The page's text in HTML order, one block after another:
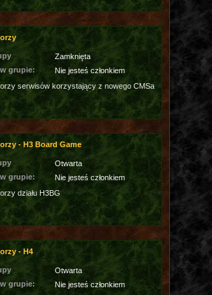
Zamknięta
grupie:
Nie jesteś członkiem
serwisów korzystający z nowego CMSa
- H3 Board Game
Otwarta
grupie:
Nie jesteś członkiem
działu H3BG
- H4
Otwarta
grupie:
Nie jesteś członkiem